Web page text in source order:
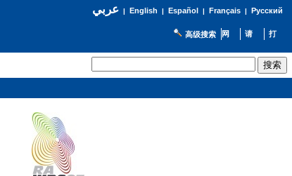
عربي| English | Español | Français| Русский
高级搜索